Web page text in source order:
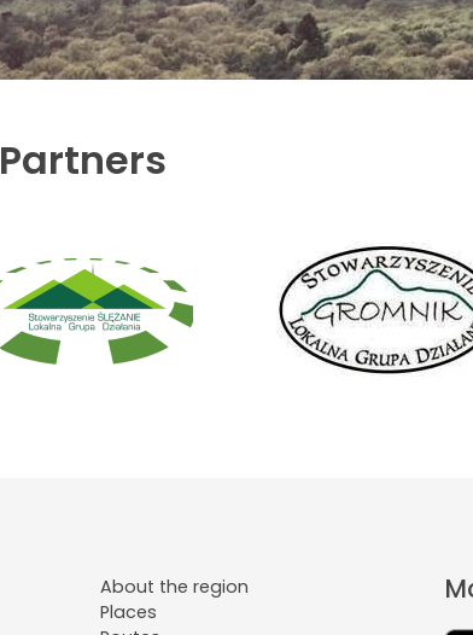
Partners
About the region
Places